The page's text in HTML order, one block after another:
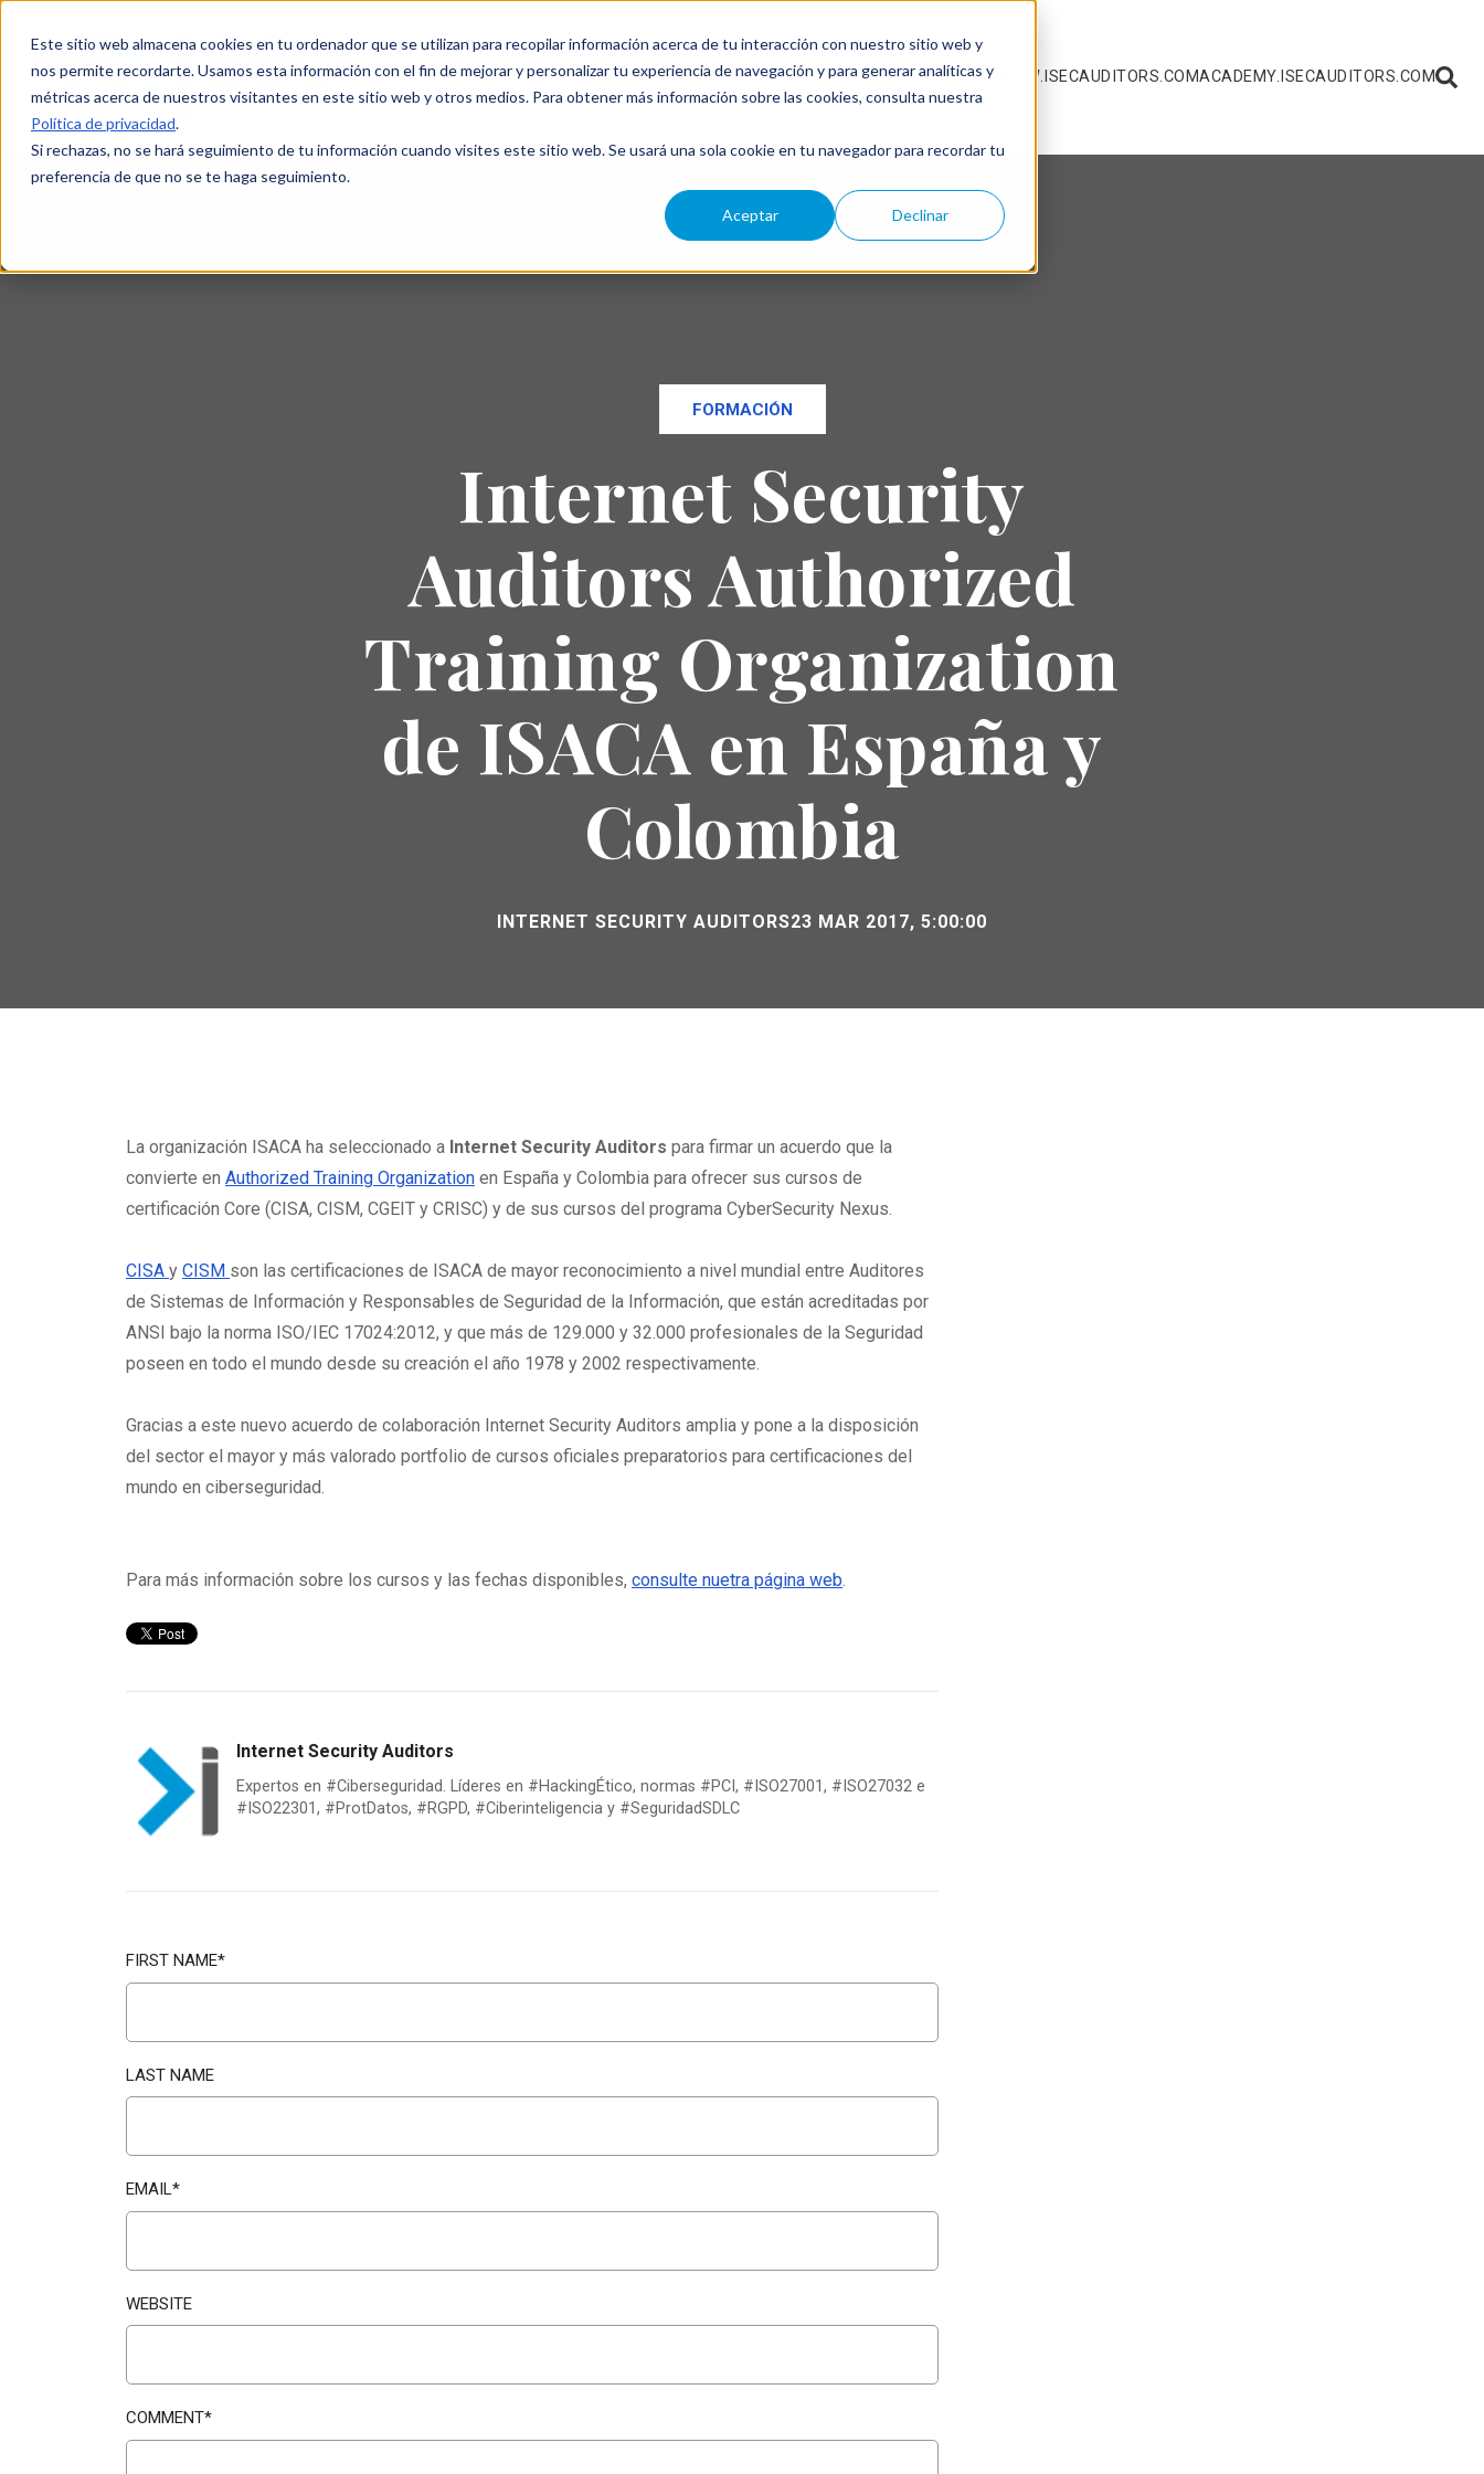
Este sitio web almacena cookies en tu ordenador que se utilizan para recopilar información acerca de tu interacción con nuestro sitio web y
nos permite recordarte. Usamos esta información con el fin de mejorar y personalizar tu experiencia de navegación y para generar analíticas y
métricas acerca de nuestros visitantes en este sitio web y otros medios. Para obtener más información sobre las cookies, consulta nuestra
Política de privacidad.
Si rechazas, no se hará seguimiento de tu información cuando visites este sitio web. Se usará una sola cookie en tu navegador para recordar tu
preferencia de que no se te haga seguimiento.
Aceptar Declinar
← WWW.ISECAUDITORS.COMACADEMY.ISECAUDITORS.COM
FORMACIÓN
Internet Security
Auditors Authorized
Training Organization
de ISACA en España y
Colombia
INTERNET SECURITY AUDITORS23 MAR 2017, 5:00:00
La organización ISACA ha seleccionado a Internet Security Auditors para firmar un acuerdo que la
convierte en Authorized Training Organization en España y Colombia para ofrecer sus cursos de
certificación Core (CISA, CISM, CGEIT y CRISC) y de sus cursos del programa CyberSecurity Nexus.
CISA y CISM son las certificaciones de ISACA de mayor reconocimiento a nivel mundial entre Auditores
de Sistemas de Información y Responsables de Seguridad de la Información, que están acreditadas por
ANSI bajo la norma ISO/IEC 17024:2012, y que más de 129.000 y 32.000 profesionales de la Seguridad
poseen en todo el mundo desde su creación el año 1978 y 2002 respectivamente.
Gracias a este nuevo acuerdo de colaboración Internet Security Auditors amplia y pone a la disposición
del sector el mayor y más valorado portfolio de cursos oficiales preparatorios para certificaciones del
mundo en ciberseguridad.
Para más información sobre los cursos y las fechas disponibles, consulte nuetra página web.
Internet Security Auditors
Expertos en #Ciberseguridad. Líderes en #HackingÉtico, normas #PCI, #ISO27001, #ISO27032 e
#ISO22301, #ProtDatos, #RGPD, #Ciberinteligencia y #SeguridadSDLC
FIRST NAME*
LAST NAME
EMAIL*
WEBSITE
COMMENT*